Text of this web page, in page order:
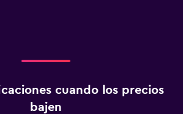
cuando los precios
bajen